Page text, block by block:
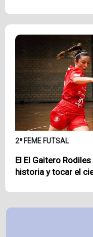
2ª FEME FUTSAL
El El Gaitero
historia y tocar el